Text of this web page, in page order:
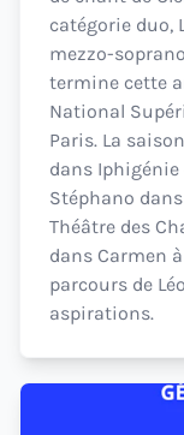
catégorie duo,
mezzo-
termine cette
National
Paris. La
dans Iphigénie
Stéphano
Théâtre des
dans Carmen à
parcours de
aspirations.